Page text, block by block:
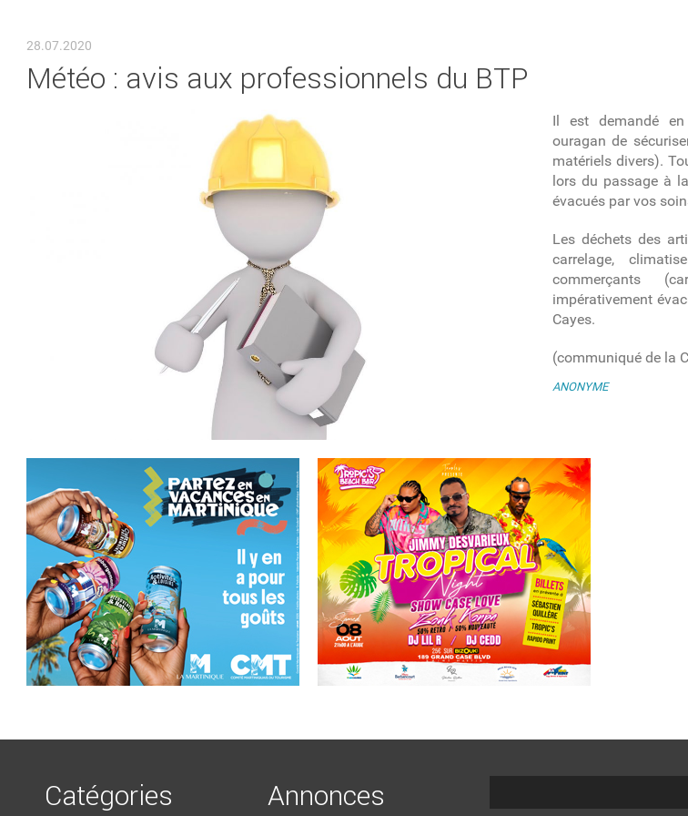
28.07.2020
Météo : avis aux professionnels du BTP
Il est demandé en
ouragan de
matériels divers).
lors du passage à
évacués par vos
Les déchets des
carrelage,
commerçants
impérativement
Cayes.
(communiqué de la
ANONYME
Catégories Annonces